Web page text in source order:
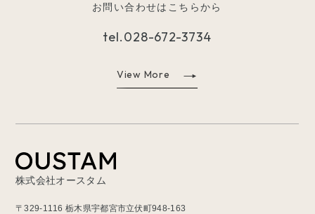
お問い合わせはこちらから
tel.028-672-3734
View More
株式会社オースタム
〒329-1116 栃木県宇都宮市立伏町948-163